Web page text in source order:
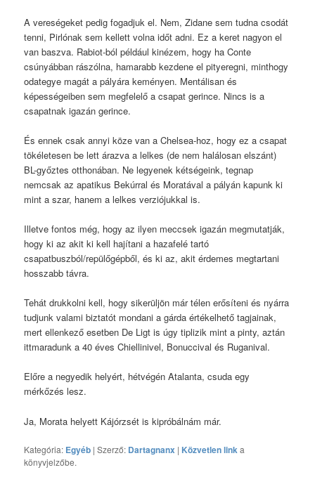
A vereségeket pedig fogadjuk el. Nem, Zidane sem tudna csodát
tenni, Pirlónak sem kellett volna időt adni. Ez a keret nagyon el
van baszva. Rabiot-ból például kinézem, hogy ha Conte
csúnyábban rászólna, hamarabb kezdene el pityeregni, minthogy
odategye magát a pályára keményen. Mentálisan és
képességeiben sem megfelelő a csapat gerince. Nincs is a
csapatnak igazán gerince.
És ennek csak annyi köze van a Chelsea-hoz, hogy ez a csapat
tökéletesen be lett árazva a lelkes (de nem halálosan elszánt)
BL-győztes otthonában. Ne legyenek kétségeink, tegnap
nemcsak az apatikus Bekúrral és Moratával a pályán kapunk ki
mint a szar, hanem a lelkes verziójukkal is.
Illetve fontos még, hogy az ilyen meccsek igazán megmutatják,
hogy ki az akit ki kell hajítani a hazafelé tartó
csapatbuszból/repülőgépből, és ki az, akit érdemes megtartani
hosszabb távra.
Tehát drukkolni kell, hogy sikerüljön már télen erősíteni és nyárra
tudjunk valami biztatót mondani a gárda értékelhető tagjainak,
mert ellenkező esetben De Ligt is úgy tiplizik mint a pinty, aztán
ittmaradunk a 40 éves Chiellinivel, Bonuccival és Ruganival.
Előre a negyedik helyért, hétvégén Atalanta, csuda egy
mérkőzés lesz.
Ja, Morata helyett Kájórzsét is kipróbálnám már.
Kategória: Egyéb | Szerző: Dartagnanx | Közvetlen linka
könyvjelzőbe.